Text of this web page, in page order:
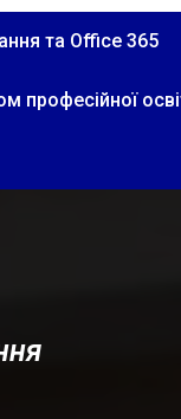
та Office 365
професійної